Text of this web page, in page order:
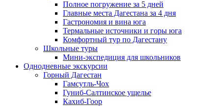
Полное погружение за 5 дней
Главные места Дагестана за 4 дня
Гастрономия и вина юга
Термальные источники и горы юга
Комфортный тур по Дагестану
Школьные туры
Мини-экспедиция для школьников
Однодневные экскурсии
Горный Дагестан
Гамсутль-Чох
Гуниб-Салтинское ущелье
Кахиб-Гоор